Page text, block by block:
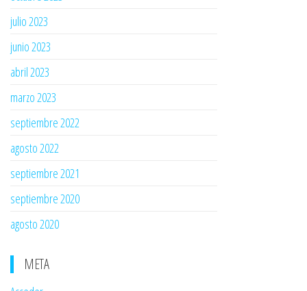
julio 2023
junio 2023
abril 2023
marzo 2023
septiembre 2022
agosto 2022
septiembre 2021
septiembre 2020
agosto 2020
META